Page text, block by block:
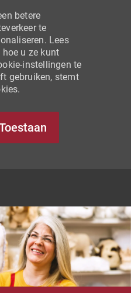
betere
te
Lees
u ze kunt
instellingen te
gebruiken, stemt